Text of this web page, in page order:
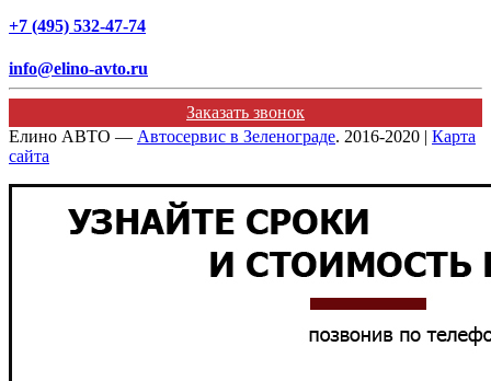
+7 (495) 532-47-74
info@elino-avto.ru
Заказать звонок
Елино АВТО — Автосервис в Зеленограде. 2016-2020 | Карта
сайта